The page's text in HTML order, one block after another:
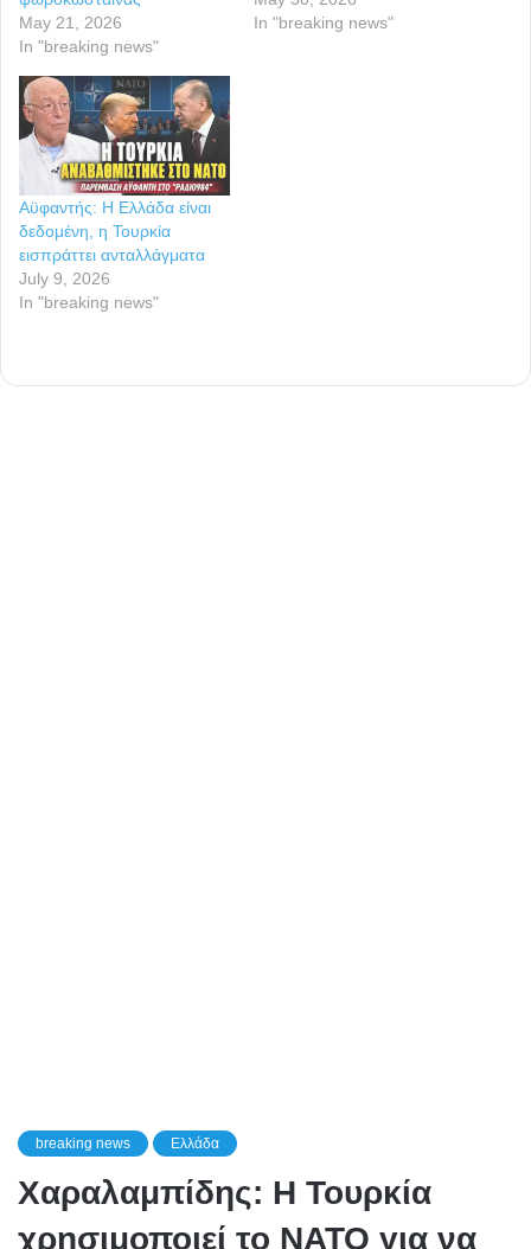
May 21, 2026
In "breaking news"
In "breaking news"
Αϋφαντής: Η Ελλάδα είναι
δεδομένη, η Τουρκία
εισπράττει ανταλλάγματα
July 9, 2026
In "breaking news"